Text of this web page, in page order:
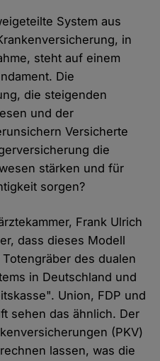
System aus
in
steht auf einem
Die
die steigenden
und der
Versicherte
die
stärken und für
sorgen?
Frank Ulrich
dass dieses Modell
des dualen
in Deutschland und
Union, FDP und
sehen das ähnlich. Der
(PKV)
lassen, was die